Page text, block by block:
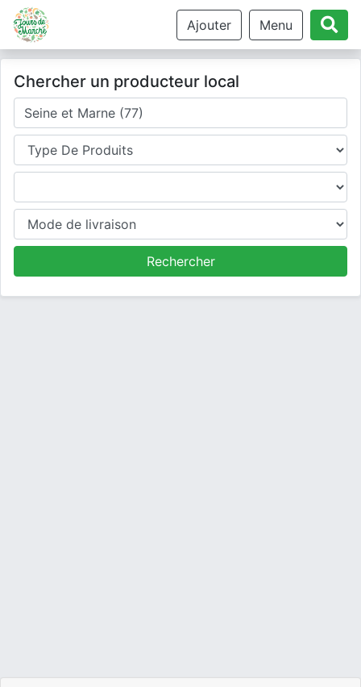
Ajouter Menu
Chercher un producteur local
Où cherchez-vous un producteur ?
Type de produits
Produits
Mode de livraison
Rechercher